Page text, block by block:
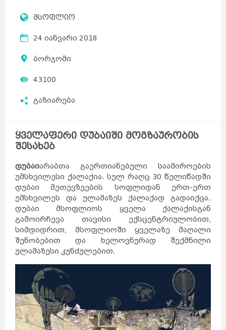
მსოფლიო
24 იანვარი 2018
ბორჯომი
43100
გაზიარება
ყველაფერი დუბაიში მოგზაურობის
შესახებ
დუბაიარაბთა გაერთიანებული საამიროების
უმსხვილესი ქალაქია. სულ რაღც 30 წელიწადში
დუბაი მეთევზეების სოფლიდან ერთ-ერთ
უმსხვილეს და ულამაზეს ქალაქად გადაიქცა.
დუბაი მსოფლიოს ყველა ქალაქისგან
გამოირჩევა თავისი ექსცენტრიულობით,
სიმდიდრით, მსოფლიოში ყველაზე მაღალი
შენობებით და ხელოვნურად შექმნილი
ულამაზესი კუნძულებით.